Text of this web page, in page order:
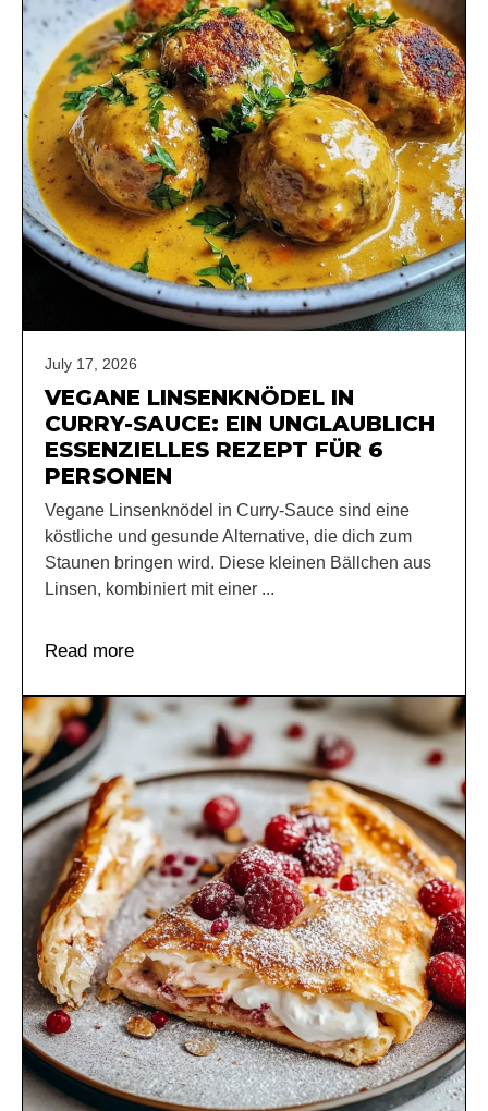
July 17, 2026
VEGANE LINSENKNÖDEL IN
CURRY-SAUCE: EIN UNGLAUBLICH
ESSENZIELLES REZEPT FÜR 6
PERSONEN
Vegane Linsenknödel in Curry-Sauce sind eine
köstliche und gesunde Alternative, die dich zum
Staunen bringen wird. Diese kleinen Bällchen aus
Linsen, kombiniert mit einer ...
Read more